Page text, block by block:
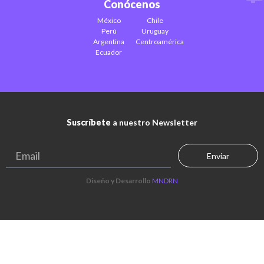
Conócenos
México
Perú
Argentina
Ecuador
Chile
Uruguay
Centroamérica
Suscríbete a nuestro Newsletter
Enviar
Diseño y Desarrollo MNDRN